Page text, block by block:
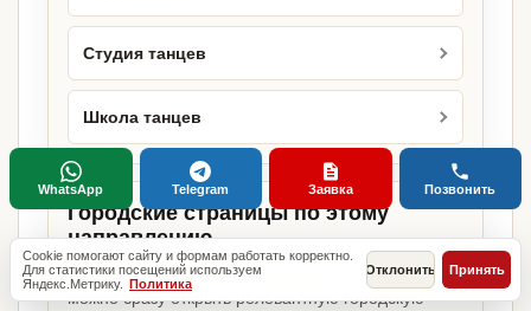
Студия танцев
Школа танцев
Городские страницы по этому
направлению
Если объект работает в конкретном городе,
можно сразу открыть релевантную городскую
Cookie помогают сайту и формам работать корректно.
Для статистики посещений используем
Яндекс.Метрику. Политика
Отклонить Принять
WhatsApp Telegram Заявка Позвонить